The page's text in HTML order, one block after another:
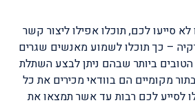
סייעו לכם, תוכלו אפילו ליצור קשר
– כך תוכלו לשמוע מאנשים שגרים
ביותר שבהם ניתן לבצע השתלת
מקומיים הם בוודאי מכירים את כל
לסייע לכם רבות עד אשר תמצאו את